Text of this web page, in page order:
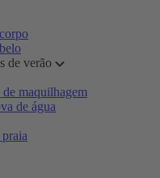
de verão
maquilhagem
de água